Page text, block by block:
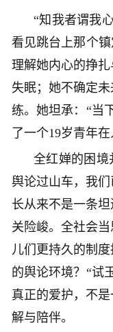
“知我者谓我
看见跳台上那个
理解她内心的挣
失眠；她不确定
练。她坦承：“当
了一个19岁青年
全红婵的困境
舆论过山车，我
长从来不是一条
关险峻。全社会
儿们更持久的制
的舆论环境？“试
真正的爱护，不
解与陪伴。